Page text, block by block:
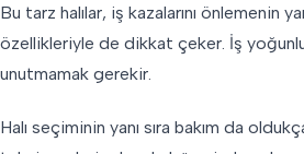
Bu tarz halılar, iş kazalarını önlemenin
özellikleriyle de dikkat çeker. İş
unutmamak gerekir.
Halı seçiminin yanı sıra bakım da